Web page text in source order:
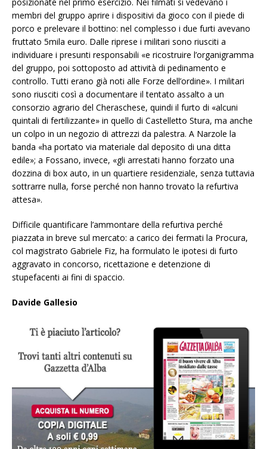
membri del gruppo aprire i dispositivi da gioco con il piede di
porco e prelevare il bottino: nel complesso i due furti avevano
fruttato 5mila euro. Dalle riprese i militari sono riusciti a
individuare i presunti responsabili «e ricostruire l’organigramma
del gruppo, poi sottoposto ad attività di pedinamento e
controllo. Tutti erano già noti alle Forze dell’ordine». I militari
sono riusciti così a documentare il tentato assalto a un
consorzio agrario del Cheraschese, quindi il furto di «alcuni
quintali di fertilizzante» in quello di Castelletto Stura, ma anche
un colpo in un negozio di attrezzi da palestra. A Narzole la
banda «ha portato via materiale dal deposito di una ditta
edile»; a Fossano, invece, «gli arrestati hanno forzato una
dozzina di box auto, in un quartiere residenziale, senza tuttavia
sottrarre nulla, forse perché non hanno trovato la refurtiva
attesa».
Difficile quantificare l’ammontare della refurtiva perché
piazzata in breve sul mercato: a carico dei fermati la Procura,
col magistrato Gabriele Fiz, ha formulato le ipotesi di furto
aggravato in concorso, ricettazione e detenzione di
stupefacenti ai fini di spaccio.
Davide Gallesio